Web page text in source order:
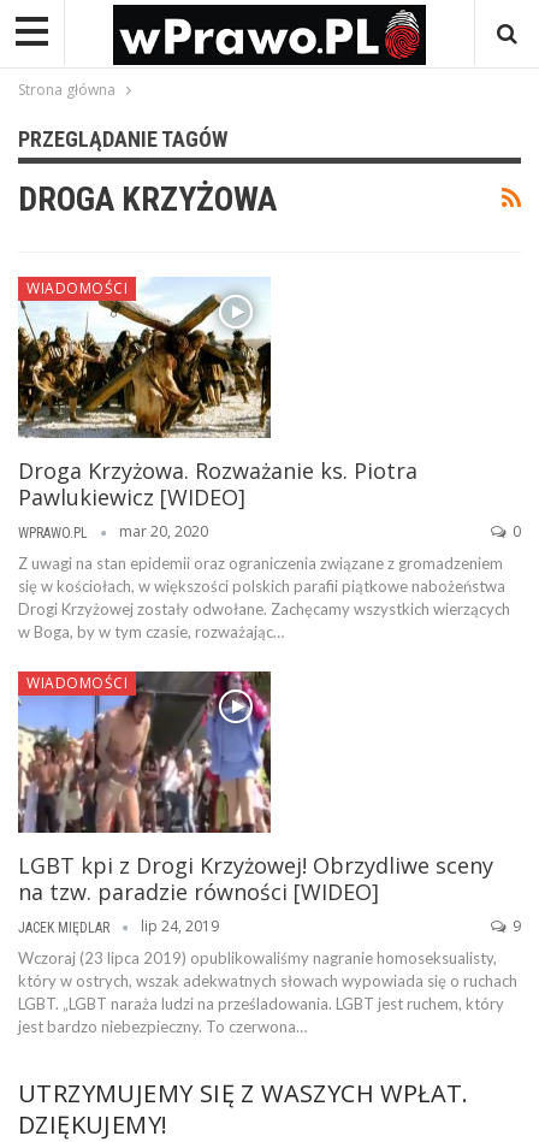
Strona główna
PRZEGLĄDANIE TAGÓW
DROGA KRZYŻOWA
WIADOMOŚCI
Droga Krzyżowa. Rozważanie ks. Piotra
Pawlukiewicz [WIDEO]
WPRAWO.PL mar 20, 2020 0
Z uwagi na stan epidemii oraz ograniczenia związane z gromadzeniem
się w kościołach, w większości polskich parafii piątkowe nabożeństwa
Drogi Krzyżowej zostały odwołane. Zachęcamy wszystkich wierzących
w Boga, by w tym czasie, rozważając…
WIADOMOŚCI
LGBT kpi z Drogi Krzyżowej! Obrzydliwe sceny
na tzw. paradzie równości [WIDEO]
JACEK MIĘDLAR lip 24, 2019 9
Wczoraj (23 lipca 2019) opublikowaliśmy nagranie homoseksualisty,
który w ostrych, wszak adekwatnych słowach wypowiada się o ruchach
LGBT. „LGBT naraża ludzi na prześladowania. LGBT jest ruchem, który
jest bardzo niebezpieczny. To czerwona…
UTRZYMUJEMY SIĘ Z WASZYCH WPŁAT.
DZIĘKUJEMY!